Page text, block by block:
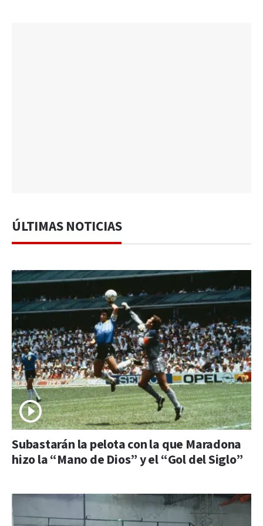
ÚLTIMAS NOTICIAS
Subastarán la pelota con la que Maradona
hizo la “Mano de Dios” y el “Gol del Siglo”